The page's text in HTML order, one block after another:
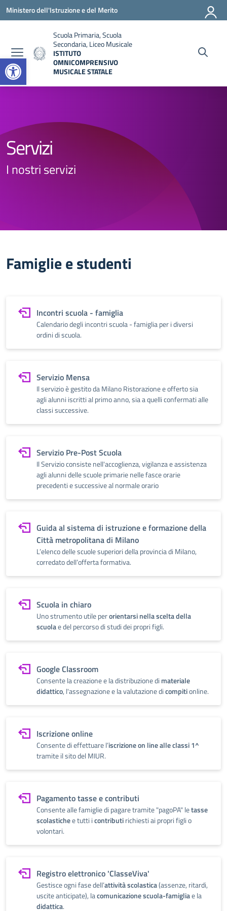
Open toolbar
Vai ai contenuti
Vai al menu di navigazione
Vai al footer
Ministero dell'Istruzione e del Merito
Scuola Primaria, Scuola
Secondaria, Liceo Musicale
ISTITUTO
OMNICOMPRENSIVO
MUSICALE STATALE
Servizi
I nostri servizi
Famiglie e studenti
Incontri scuola - famiglia
Calendario degli incontri scuola - famiglia per i diversi
ordini di scuola.
Servizio Mensa
Il servizio è gestito da Milano Ristorazione e offerto sia
agli alunni iscritti al primo anno, sia a quelli confermati alle
classi successive.
Servizio Pre-Post Scuola
Il Servizio consiste nell'accoglienza, vigilanza e assistenza
agli alunni delle scuole primarie nelle fasce orarie
precedenti e successive al normale orario
Guida al sistema di istruzione e formazione della
Città metropolitana di Milano
L’elenco delle scuole superiori della provincia di Milano,
corredato dell’offerta formativa.
Scuola in chiaro
Uno strumento utile perorientarsi nella scelta della
scuolae del percorso di studi dei propri figli.
Google Classroom
Consente la creazione e la distribuzione di materiale
didattico, l'assegnazione e la valutazione dicompitionline.
Iscrizione online
Consente di effettuare l’iscrizione on line alle classi 1^
tramite il sito del MIUR.
Pagamento tasse e contributi
Consente alle famiglie di pagare tramite "pagoPA" letasse
scolastichee tutti icontributirichiesti ai propri figli o
volontari.
Registro elettronico 'ClasseViva'
Gestisce ogni fase dell’attività scolastica(assenze, ritardi,
uscite anticipate), lacomunicazione scuola-famigliae la
didattica.